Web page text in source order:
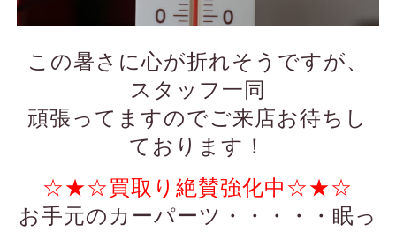
この暑さに心が折れそうですが、
スタッフ一同
頑張ってますのでご来店お待ちし
ております！
☆★☆買取り絶賛強化中☆★☆
お手元のカーパーツ・・・・・眠っ